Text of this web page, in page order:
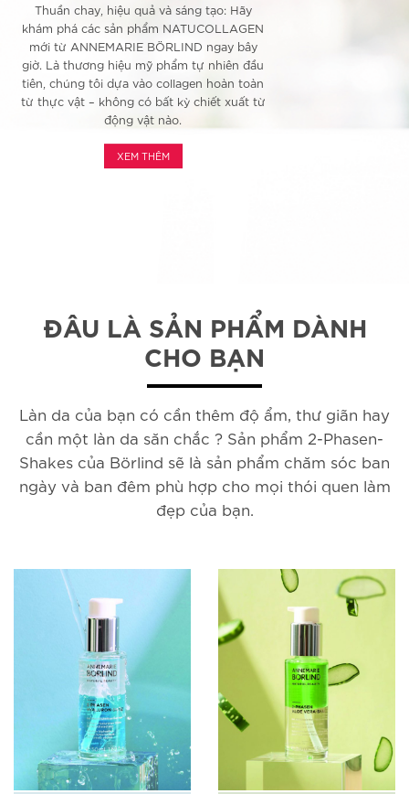
Thuần chay, hiệu quả và sáng tạo: Hãy
khám phá các sản phẩm NATUCOLLAGEN
mới từ ANNEMARIE BÖRLIND ngay bây
giờ. Là thương hiệu mỹ phẩm tự nhiên đầu
tiên, chúng tôi dựa vào collagen hoàn toàn
từ thực vật – không có bất kỳ chiết xuất từ
​​động vật nào.
XEM THÊM
ĐÂU LÀ SẢN PHẨM DÀNH
CHO BẠN
Làn da của bạn có cần thêm độ ẩm, thư giãn hay
cần một làn da săn chắc ? Sản phẩm 2-Phasen-
Shakes của Börlind sẽ là sản phẩm chăm sóc ban
ngày và ban đêm phù hợp cho mọi thói quen làm
đẹp của bạn.